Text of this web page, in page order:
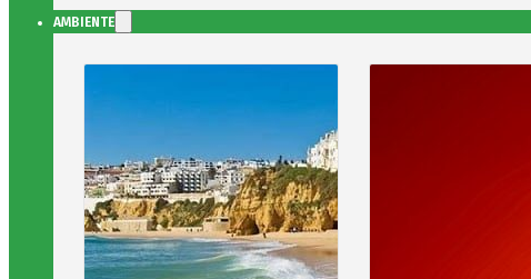
AMBIENTE